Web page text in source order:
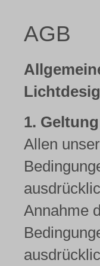
AGB
1. Geltung
Allen
Annahme